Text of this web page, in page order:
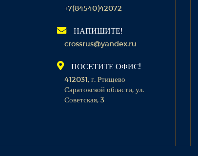
+7(84540)42072
НАПИШИТЕ!
crossrus@yandex.ru
ПОСЕТИТЕ ОФИС!
412031, г. Ртищево
Саратовской области, ул.
Советская, 3